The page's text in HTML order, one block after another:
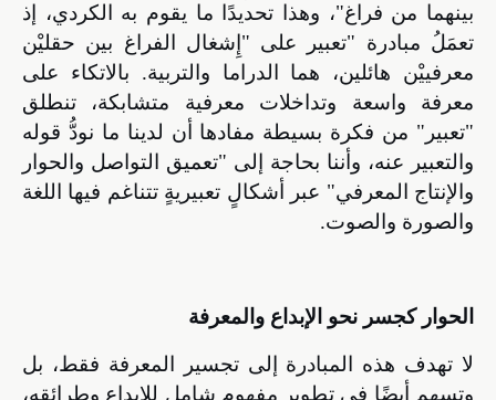
بينهما من فراغ"، وهذا تحديدًا ما يقوم به الكردي، إذ
تعمَلُ مبادرة "تعبير على "إِشغال الفراغ بين حقليْن
معرفييْن هائلين، هما الدراما والتربية. بالاتكاء على
معرفة واسعة وتداخلات معرفية متشابكة، تنطلق
"تعبير" من فكرة بسيطة مفادها أن لدينا ما نودُّ قوله
والتعبير عنه، وأننا بحاجة إلى "تعميق التواصل والحوار
والإنتاج المعرفي" عبر أشكالٍ تعبيريةٍ تتناغم فيها اللغة
والصورة والصوت.
الحوار كجسر نحو الإبداع والمعرفة
لا تهدف هذه المبادرة إلى تجسير المعرفة فقط، بل
وتسهم أيضًا في تطوير مفهوم شامل للإبداع وطرائقه،